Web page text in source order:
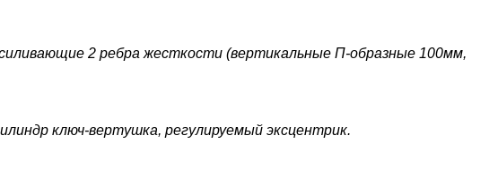
2 ребра жесткости (вертикальные П-образные 100мм,
ключ-вертушка, регулируемый эксцентрик.